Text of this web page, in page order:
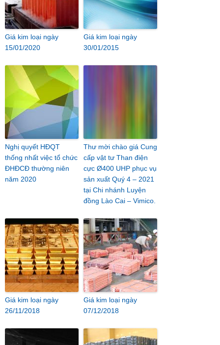
Giá kim loại ngày
15/01/2020
Giá kim loại ngày
30/01/2015
Nghị quyết HĐQT
thống nhất việc tổ chức
ĐHĐCĐ thường niên
năm 2020
Thư mời chào giá Cung
cấp vật tư Than điện
cực Ø400 UHP phục vụ
sản xuất Quý 4 – 2021
tại Chi nhánh Luyện
đồng Lào Cai – Vimico.
Giá kim loại ngày
26/11/2018
Giá kim loại ngày
07/12/2018